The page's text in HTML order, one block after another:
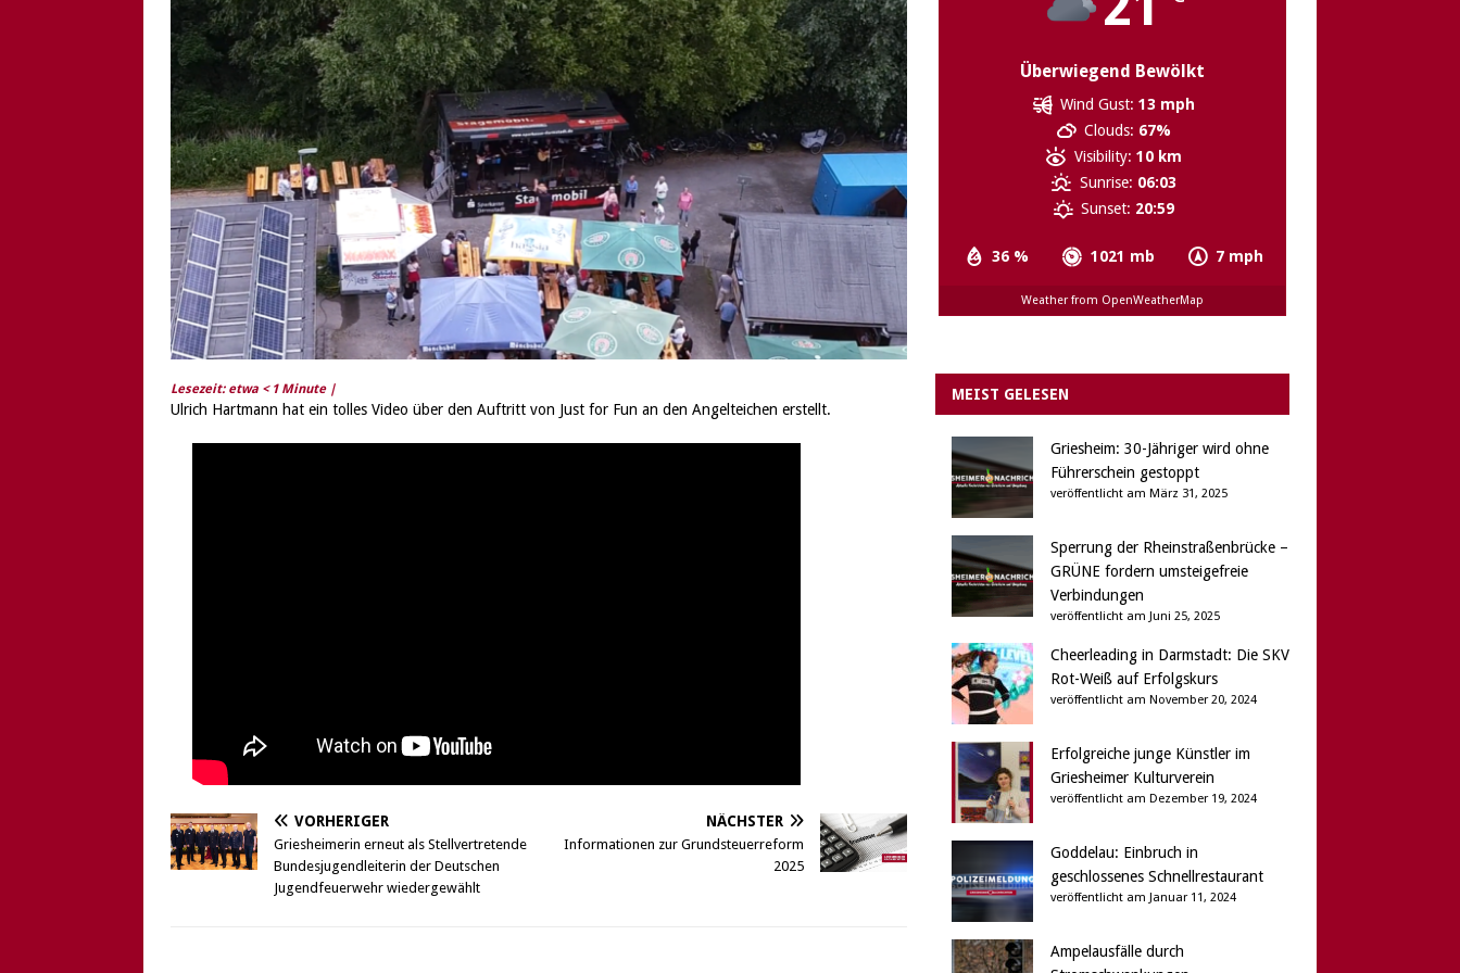
[ 6. August 2026 ] Die Lichter gehen aus…. IN EIGENER SACHE
Lesezeit: etwa < 1 Minute |
Ulrich Hartmann hat ein tolles Video über den Auftritt von Just for Fun an den Angelteichen erstellt.
VORHERIGER
Griesheimerin erneut als Stellvertretende
Bundesjugendleiterin der Deutschen
Jugendfeuerwehr wiedergewählt
NÄCHSTER
Informationen zur Grundsteuerreform
2025
Überwiegend Bewölkt
36 % 1021 mb 7 mph
Wind Gust: 13 mph
Clouds: 67%
Visibility: 10 km
Sunrise: 06:03
Sunset: 20:59
Weather from OpenWeatherMap
MEIST GELESEN
Griesheim: 30-Jähriger wird ohne
Führerschein gestoppt
veröffentlicht am März 31, 2025
Sperrung der Rheinstraßenbrücke –
GRÜNE fordern umsteigefreie
Verbindungen
veröffentlicht am Juni 25, 2025
Cheerleading in Darmstadt: Die SKV
Rot-Weiß auf Erfolgskurs
veröffentlicht am November 20, 2024
Erfolgreiche junge Künstler im
Griesheimer Kulturverein
veröffentlicht am Dezember 19, 2024
Goddelau: Einbruch in
geschlossenes Schnellrestaurant
veröffentlicht am Januar 11, 2024
Ampelausfälle durch